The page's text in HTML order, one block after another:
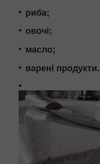
риба;
овочі;
масло;
варені продукти.